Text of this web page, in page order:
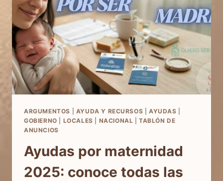
ESPAÑOLA
ARGUMENTOS AYUDA Y RECURSOS |AYUDAS
GOBIERNO
LOCALES NACIONAL |TABLÓN DE
ANUNCIOS
Ayudas por maternidad
2025: conoce todas las